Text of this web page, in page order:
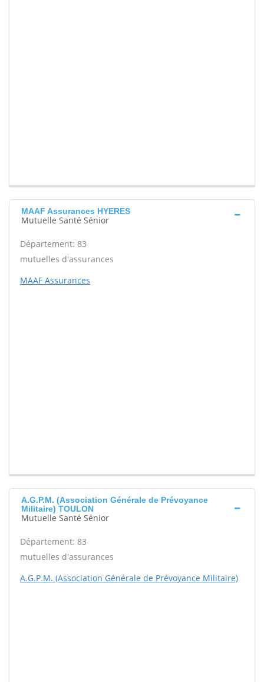
MAAF Assurances HYERES
Mutuelle Santé Sénior
Département: 83
mutuelles d'assurances
MAAF Assurances
A.G.P.M. (Association Générale de Prévoyance
Militaire) TOULON
Mutuelle Santé Sénior
Département: 83
mutuelles d'assurances
A.G.P.M. (Association Générale de Prévoyance Militaire)